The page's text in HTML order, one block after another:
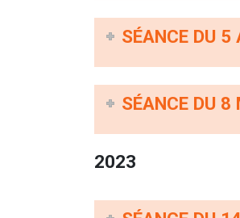
SÉANCE DU
SÉANCE DU
2023